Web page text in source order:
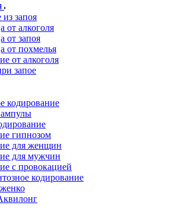
запоя
от алкоголя
от запоя
от похмелья
от алкоголя
запое
кодирование
гипнозом
для женщин
для мужчин
с провокацией
кодирование